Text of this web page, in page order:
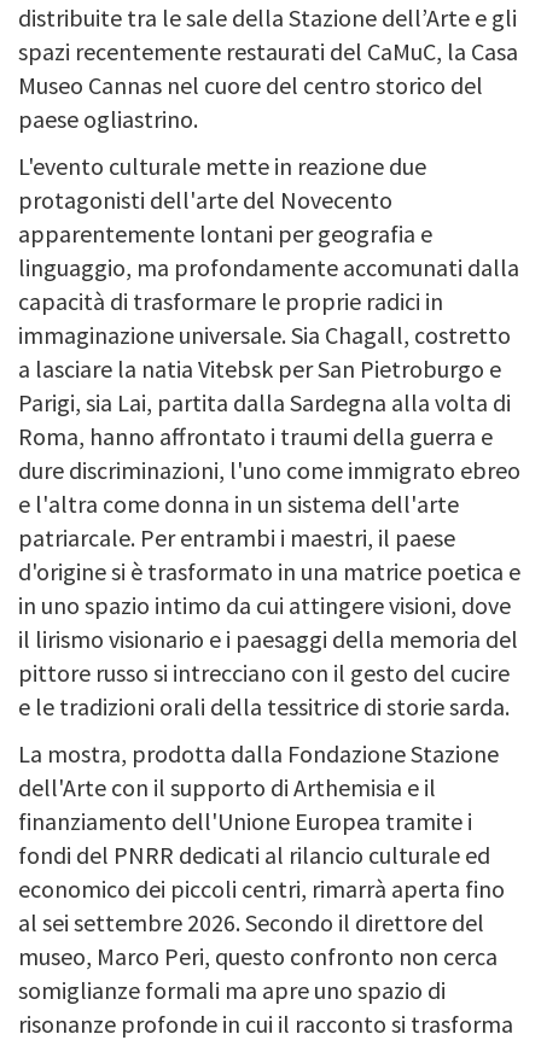
distribuite tra le sale della Stazione dell’Arte e gli
spazi recentemente restaurati del CaMuC, la Casa
Museo Cannas nel cuore del centro storico del
paese ogliastrino.
L'evento culturale mette in reazione due
protagonisti dell'arte del Novecento
apparentemente lontani per geografia e
linguaggio, ma profondamente accomunati dalla
capacità di trasformare le proprie radici in
immaginazione universale. Sia Chagall, costretto
a lasciare la natia Vitebsk per San Pietroburgo e
Parigi, sia Lai, partita dalla Sardegna alla volta di
Roma, hanno affrontato i traumi della guerra e
dure discriminazioni, l'uno come immigrato ebreo
e l'altra come donna in un sistema dell'arte
patriarcale. Per entrambi i maestri, il paese
d'origine si è trasformato in una matrice poetica e
in uno spazio intimo da cui attingere visioni, dove
il lirismo visionario e i paesaggi della memoria del
pittore russo si intrecciano con il gesto del cucire
e le tradizioni orali della tessitrice di storie sarda.
La mostra, prodotta dalla Fondazione Stazione
dell'Arte con il supporto di Arthemisia e il
finanziamento dell'Unione Europea tramite i
fondi del PNRR dedicati al rilancio culturale ed
economico dei piccoli centri, rimarrà aperta fino
al sei settembre 2026. Secondo il direttore del
museo, Marco Peri, questo confronto non cerca
somiglianze formali ma apre uno spazio di
risonanze profonde in cui il racconto si trasforma